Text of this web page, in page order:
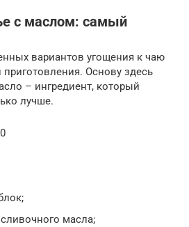
с маслом: самый
вариантов угощения к чаю
приготовления. Основу здесь
– ингредиент, который
лучше.
сливочного масла;